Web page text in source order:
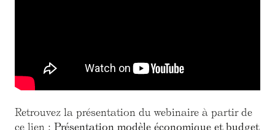
Retrouvez la présentation du webinaire à partir de
ce lien : Présentation modèle économique et budget